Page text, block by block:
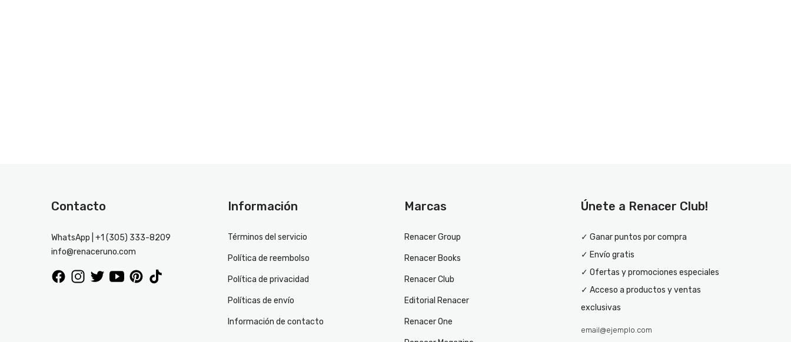
Contacto
WhatsApp | +1 (305) 333-8209
info@renaceruno.com
Información
Términos del servicio
Política de reembolso
Política de privacidad
Políticas de envío
Información de contacto
Marcas
Renacer Group
Renacer Books
Renacer Club
Editorial Renacer
Renacer One
Únete a Renacer Club!
✓ Ganar puntos por compra
✓ Envío gratis
✓ Ofertas y promociones especiales
✓ Acceso a productos y ventas
exclusivas